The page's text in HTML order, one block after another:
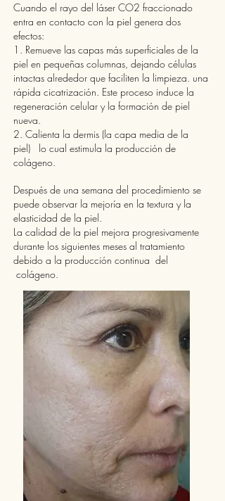
Cuando el rayo del láser CO2 fraccionado
entra en contacto con la piel genera dos
efectos:
1. Remueve las capas más superficiales de la
piel en pequeñas columnas, dejando células
intactas alrededor que faciliten la limpieza. una
rápida cicatrización. Este proceso induce la
regeneración celular y la formación de piel
nueva.
2. Calienta la dermis (la capa media de la
piel) lo cual estimula la producción de
colágeno.
Después de una semana del procedimiento se
puede observar la mejoría en la textura y la
elasticidad de la piel.
La calidad de la piel mejora progresivamente
durante los siguientes meses al tratamiento
debido a la producción continua del
colágeno.